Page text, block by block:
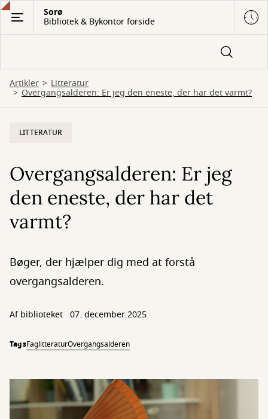
Gå
hovedindhold
Sorø
Bibliotek & Bykontor forside
Artikler Litteratur
Overgangsalderen: Er jeg den eneste, der har det varmt?
LITTERATUR
Overgangsalderen: Er jeg
den eneste, der har det
varmt?
Bøger, der hjælper dig med at forstå
overgangsalderen.
Af biblioteket 07. december 2025
TagsFaglitteraturOvergangsalderen